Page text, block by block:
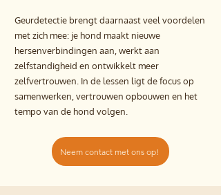
Geurdetectie brengt daarnaast veel voordelen
met zich mee: je hond maakt nieuwe
hersenverbindingen aan, werkt aan
zelfstandigheid en ontwikkelt meer
zelfvertrouwen. In de lessen ligt de focus op
samenwerken, vertrouwen opbouwen en het
tempo van de hond volgen.
Neem contact met ons op!